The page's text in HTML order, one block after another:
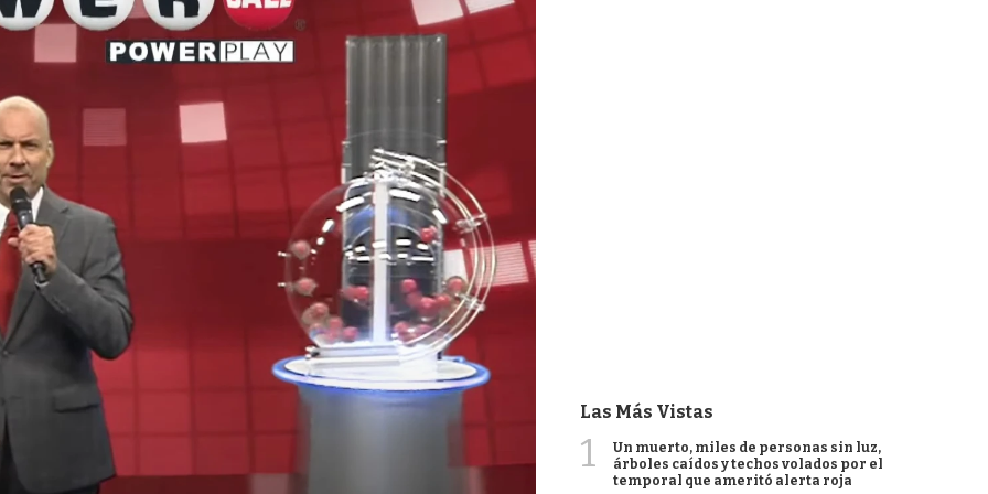
Las Más Vistas
1
Un muerto, miles de personas sin luz,
árboles caídos y techos volados por el
temporal que ameritó alerta roja